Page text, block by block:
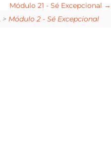
Módulo 21 - Sé Excepcional
> Módulo 2 - Sé Excepcional